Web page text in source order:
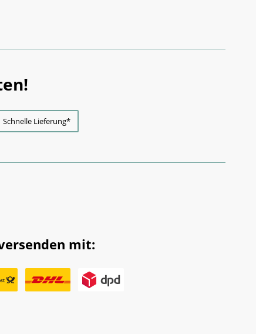
Schnelle Lieferung*
mit: